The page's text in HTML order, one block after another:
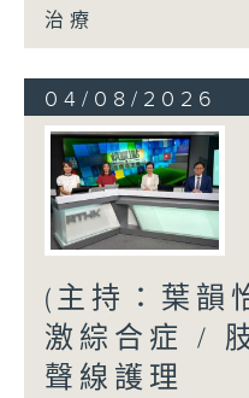
治療
04/08/2026
(主持：葉韻
激綜合症 /
聲線護理